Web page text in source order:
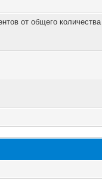
от общего количества